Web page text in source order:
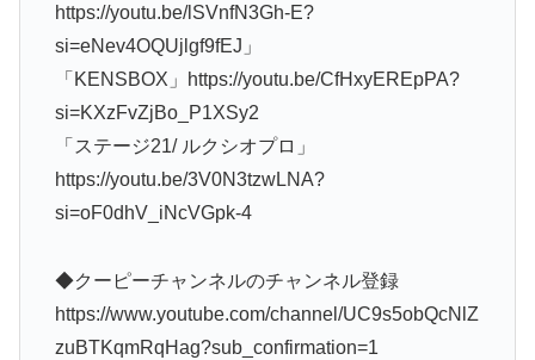
https://youtu.be/lSVnfN3Gh-E?
si=eNev4OQUjlgf9fEJ」
「KENSBOX」https://youtu.be/CfHxyEREpPA?
si=KXzFvZjBo_P1XSy2
「ステージ21/ ルクシオプロ」
https://youtu.be/3V0N3tzwLNA?
si=oF0dhV_iNcVGpk-4
◆クーピーチャンネルのチャンネル登録
https://www.youtube.com/channel/UC9s5obQcNlZ
zuBTKqmRqHag?sub_confirmation=1